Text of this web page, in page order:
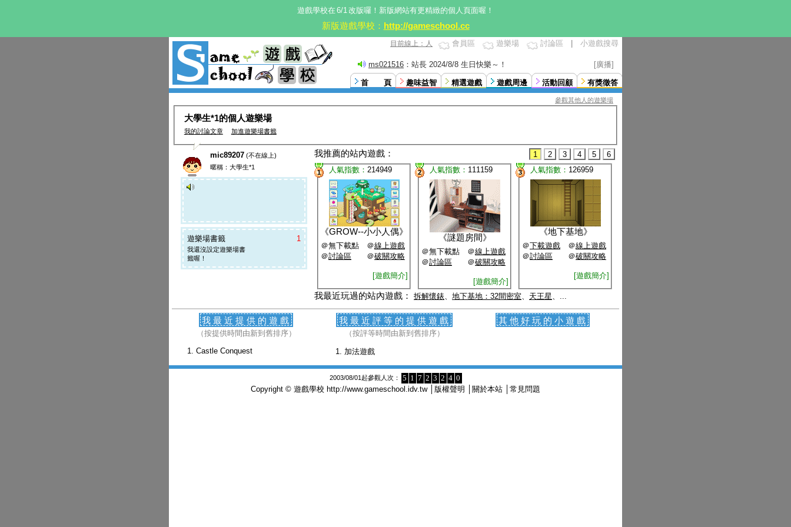
遊戲學校在 6/1改版囉！新版網站有更精緻的個人頁面喔！
新版遊戲學校： http://gameschool.cc
目前線上：人 會員區 遊樂場 討論區 小遊戲搜尋
sfhk7418529630：接上篇廣播，日期是2024/8/8 [廣播]
首 頁 趣味益智 精選遊戲 遊戲周邊 活動回顧 有獎徵答
參觀其他人的遊樂場
大學生*1的個人遊樂場
我的討論文章 加進遊樂場書籤
mic89207 (不在線上)
暱稱：大學生*1
遊樂場書籤 1
我還沒設定遊樂場書
籤喔！
我推薦的站內遊戲： 1 2 3 4 5 6
1 人氣指數： 214949
《GROW--小小人偶》
＠無下載點 ＠線上遊戲
＠討論區 ＠破關攻略
[遊戲簡介]
2 人氣指數： 111159
《謎題房間》
＠無下載點 ＠線上遊戲
＠討論區 ＠破關攻略
[遊戲簡介]
3 人氣指數： 126959
《地下基地》
＠下載遊戲 ＠線上遊戲
＠討論區 ＠破關攻略
[遊戲簡介]
我最近玩過的站內遊戲： 拆解懷錶 地下基地：32間密室 天王星
我最近提供的遊戲
（按提供時間由新到舊排序）
Castle Conquest
我最近評等的提供遊戲
（按評等時間由新到舊排序）
加法遊戲
其他好玩的小遊戲
2003/08/01起參觀人次： 5 1 7 2 3 2 4 0
Copyright © 遊戲學校 http://www.gameschool.idv.tw│ 版權聲明 關於本站 常見問題